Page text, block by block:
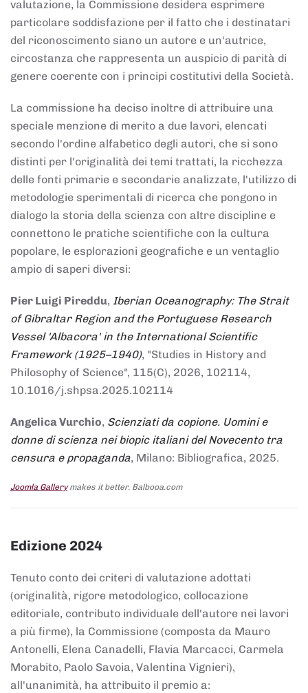
valutazione, la Commissione desidera esprimere
particolare soddisfazione per il fatto che i destinatari
del riconoscimento siano un autore e un'autrice,
circostanza che rappresenta un auspicio di parità di
genere coerente con i principi costitutivi della Società.
La commissione ha deciso inoltre di attribuire una
speciale menzione di merito a due lavori, elencati
secondo l'ordine alfabetico degli autori, che si sono
distinti per l'originalità dei temi trattati, la ricchezza
delle fonti primarie e secondarie analizzate, l'utilizzo di
metodologie sperimentali di ricerca che pongono in
dialogo la storia della scienza con altre discipline e
connettono le pratiche scientifiche con la cultura
popolare, le esplorazioni geografiche e un ventaglio
ampio di saperi diversi:
Pier Luigi Pireddu, Iberian Oceanography: The Strait
of Gibraltar Region and the Portuguese Research
Vessel 'Albacora' in the International Scientific
Framework (1925–1940), "Studies in History and
Philosophy of Science", 115(C), 2026, 102114,
10.1016/j.shpsa.2025.102114
Angelica Vurchio, Scienziati da copione. Uomini e
donne di scienza nei biopic italiani del Novecento tra
censura e propaganda, Milano: Bibliografica, 2025.
Joomla Gallerymakes it better. Balbooa.com
Edizione 2024
Tenuto conto dei criteri di valutazione adottati
(originalità, rigore metodologico, collocazione
editoriale, contributo individuale dell'autore nei lavori
a più firme), la Commissione (composta da Mauro
Antonelli, Elena Canadelli, Flavia Marcacci, Carmela
Morabito, Paolo Savoia, Valentina Vignieri),
all'unanimità, ha attribuito il premio a: